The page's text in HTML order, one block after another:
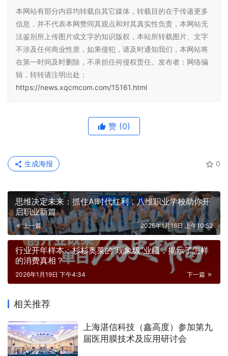
本网站有部分内容均转载自其它媒体，转载目的在于传递更多
信息，并不代表本网赞同其观点和对其真实性负责，本网站无
法鉴别所上传图片或文字的知识版权，本站所转载图片、文字
不涉及任何商业性质，如果侵犯，请及时通知我们，本网站将
在第一时间及时删除，不承担任何侵权责任。发布者：网络编
辑，转转请注明出处：
https://news.xqcmcom.com/15161.html
赞 (0)
0
生成海报
思维决定未来：抓住AI时代红利，八维职业学校助你开
启职业新篇
上一篇 2026年1月16日 上午10:52
行业开年样本：杉杉奥莱的“现象级”业绩，揭示了怎样
的消费真相？
下一篇
2026年1月19日 下午4:34
相关推荐
上海湛信科技（鑫高度）参加第九
届医用膜技术及应用研讨会